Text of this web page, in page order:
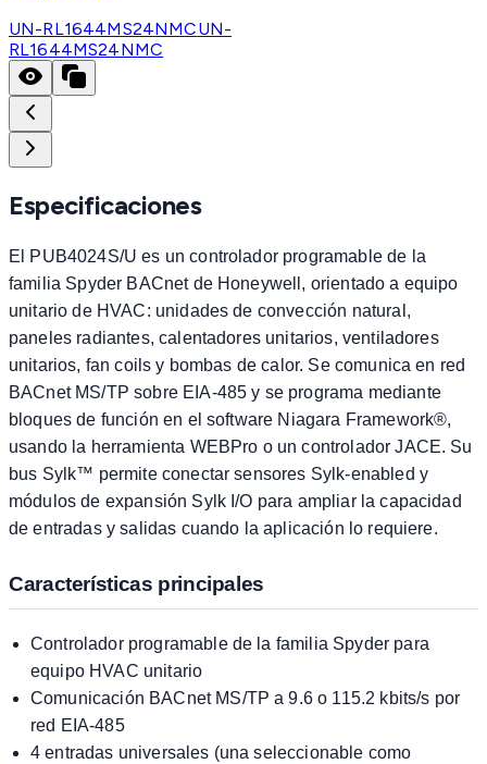
UN-RL1644MS24NMCUN-
RL1644MS24NMC
Especificaciones
El PUB4024S/U es un controlador programable de la
familia Spyder BACnet de Honeywell, orientado a equipo
unitario de HVAC: unidades de convección natural,
paneles radiantes, calentadores unitarios, ventiladores
unitarios, fan coils y bombas de calor. Se comunica en red
BACnet MS/TP sobre EIA-485 y se programa mediante
bloques de función en el software Niagara Framework®,
usando la herramienta WEBPro o un controlador JACE. Su
bus Sylk™ permite conectar sensores Sylk-enabled y
módulos de expansión Sylk I/O para ampliar la capacidad
de entradas y salidas cuando la aplicación lo requiere.
Características principales
Controlador programable de la familia Spyder para
equipo HVAC unitario
Comunicación BACnet MS/TP a 9.6 o 115.2 kbits/s por
red EIA-485
4 entradas universales (una seleccionable como